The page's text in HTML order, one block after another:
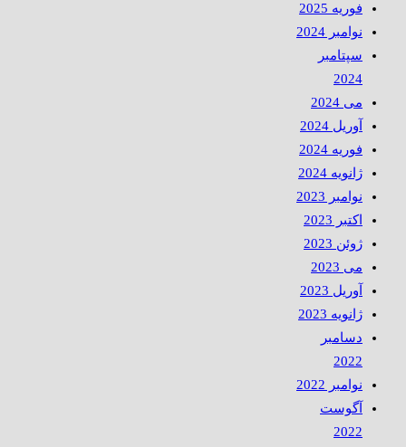
فوریه 2025
نوامبر 2024
سپتامبر
2024
می 2024
آوریل 2024
فوریه 2024
ژانویه 2024
نوامبر 2023
اکتبر 2023
ژوئن 2023
می 2023
آوریل 2023
ژانویه 2023
دسامبر
2022
نوامبر 2022
آگوست
2022